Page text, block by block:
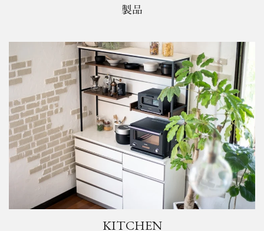
製品
KITCHEN